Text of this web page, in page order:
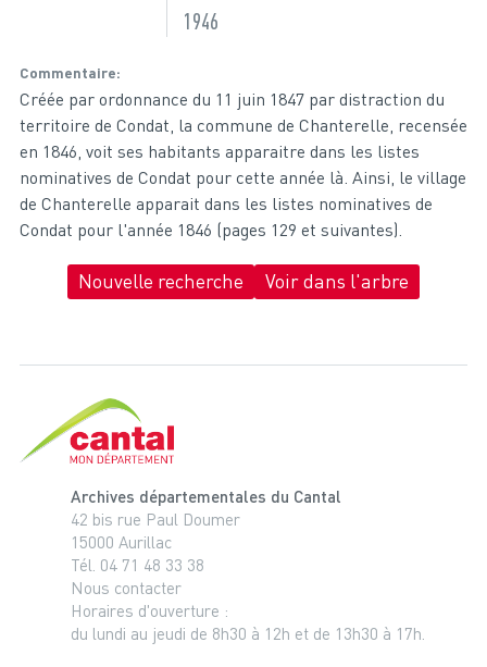
1946
Commentaire
Créée par ordonnance du 11 juin 1847 par distraction du
territoire de Condat, la commune de Chanterelle, recensée
en 1846, voit ses habitants apparaitre dans les listes
nominatives de Condat pour cette année là. Ainsi, le village
de Chanterelle apparait dans les listes nominatives de
Condat pour l'année 1846 (pages 129 et suivantes).
Nouvelle recherche Voir dans l'arbre
Archives départementales du Cantal
42 bis rue Paul Doumer
15000 Aurillac
Tél. 04 71 48 33 38
Nous contacter
Horaires d'ouverture :
du lundi au jeudi de 8h30 à 12h et de 13h30 à 17h.